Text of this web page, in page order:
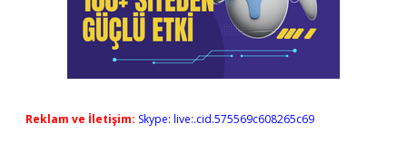
Reklam ve İletişim: Skype: live:.cid.575569c608265c69